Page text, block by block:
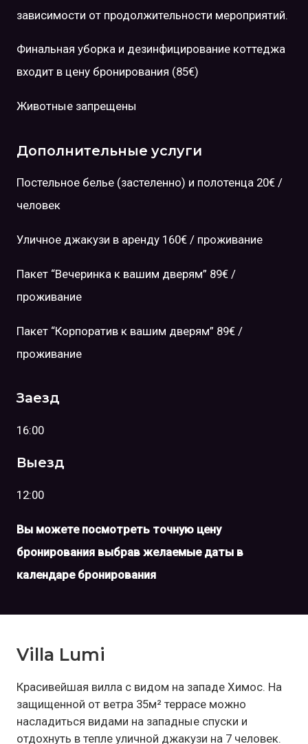
зависимости от продолжительности мероприятий.
Финальная уборка и дезинфицирование коттеджа
входит в цену бронирования (85€)
Животные запрещены
Дополнительные услуги
Постельное белье (застеленно) и полотенца 20€ /
человек
Уличное джакузи в аренду 160€ / проживание
Пакет “Вечеринка к вашим дверям” 89€ /
проживание
Пакет “Корпоратив к вашим дверям” 89€ /
проживание
Заезд
16:00
Выезд
12:00
Вы можете посмотреть точную цену
бронирования выбрав желаемые даты в
календаре бронирования
Villa Lumi
Красивейшая вилла с видом на западе Химос. На
защищенной от ветра 35м² террасе можно
насладиться видами на западные спуски и
отдохнуть в тепле уличной джакузи на 7 человек.